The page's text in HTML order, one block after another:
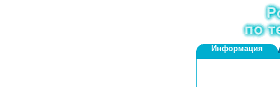
Информация